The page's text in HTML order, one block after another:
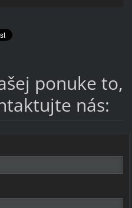
ponuke to,
nás: